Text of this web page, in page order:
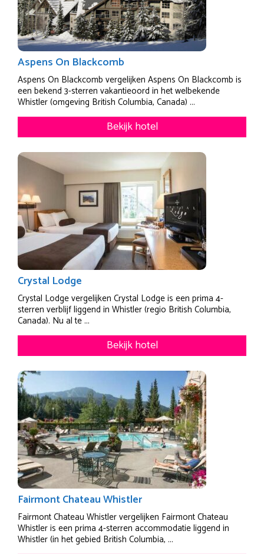
Aspens On Blackcomb
Aspens On Blackcomb vergelijken Aspens On Blackcomb is
een bekend 3-sterren vakantieoord in het welbekende
Whistler (omgeving British Columbia, Canada) ...
Bekijk hotel
Crystal Lodge
Crystal Lodge vergelijken Crystal Lodge is een prima 4-
sterren verblijf liggend in Whistler (regio British Columbia,
Canada). Nu al te ...
Bekijk hotel
Fairmont Chateau Whistler
Fairmont Chateau Whistler vergelijken Fairmont Chateau
Whistler is een prima 4-sterren accommodatie liggend in
Whistler (in het gebied British Columbia, ...